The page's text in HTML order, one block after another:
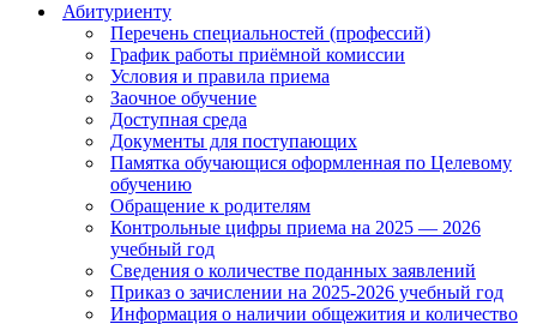
Абитуриенту
Перечень специальностей (профессий)
График работы приёмной комиссии
Условия и правила приема
Заочное обучение
Доступная среда
Документы для поступающих
Памятка обучающися оформленная по Целевому
обучению
Обращение к родителям
Контрольные цифры приема на 2025 — 2026
учебный год
Сведения о количестве поданных заявлений
Приказ о зачислении на 2025-2026 учебный год
Информация о наличии общежития и количество